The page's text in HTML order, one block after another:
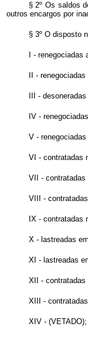
§ 2º Os saldos
outros encargos por
§ 3º O disposto
I - renegociadas
II -
III -
IV -
V -
VI - contratadas
VII - contratadas
VIII -
IX - contratadas
X - lastreadas
XI - lastreadas
XII - contratadas
XIII -
XIV - (VETADO);